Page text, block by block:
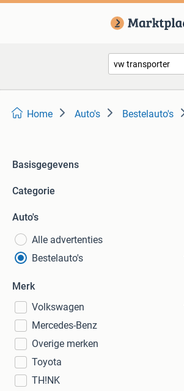
Home Auto's Bestelauto's
Basisgegevens
Categorie
Auto's
Alle advertenties
Bestelauto's
Merk
Volkswagen
Mercedes-Benz
Overige merken
Toyota
TH!NK